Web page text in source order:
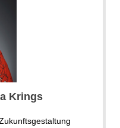
Krings